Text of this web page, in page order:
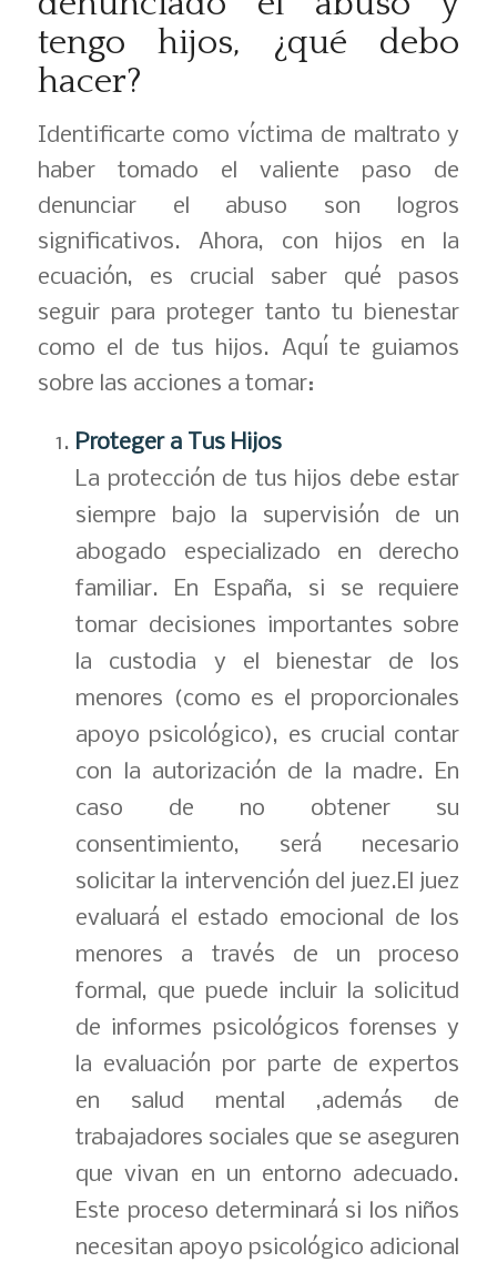
tengo hijos, ¿qué debo
hacer?
Identificarte como víctima de maltrato y
haber tomado el valiente paso de
denunciar el abuso son logros
significativos. Ahora, con hijos en la
ecuación, es crucial saber qué pasos
seguir para proteger tanto tu bienestar
como el de tus hijos. Aquí te guiamos
sobre las acciones a tomar:
Proteger a Tus Hijos
La protección de tus hijos debe estar
siempre bajo la supervisión de un
abogado especializado en derecho
familiar. En España, si se requiere
tomar decisiones importantes sobre
la custodia y el bienestar de los
menores (como es el proporcionales
apoyo psicológico), es crucial contar
con la autorización de la madre. En
caso de no obtener su
consentimiento, será necesario
solicitar la intervención del juez.El juez
evaluará el estado emocional de los
menores a través de un proceso
formal, que puede incluir la solicitud
de informes psicológicos forenses y
la evaluación por parte de expertos
en salud mental ,además de
trabajadores sociales que se aseguren
que vivan en un entorno adecuado.
Este proceso determinará si los niños
necesitan apoyo psicológico adicional